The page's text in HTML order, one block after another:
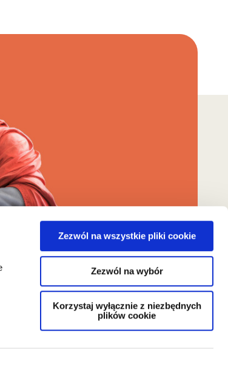
Zezwól na wszystkie pliki cookie
Zezwól na wybór
Korzystaj wyłącznie z niezbędnych
plików cookie